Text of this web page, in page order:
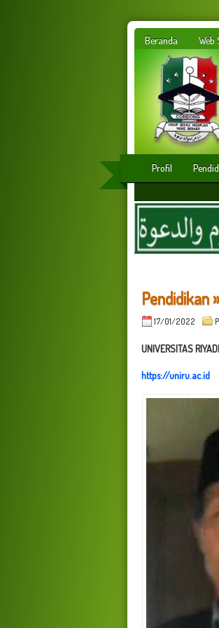
Beranda Web
Profil
Pendidikan
17/01/2022
UNIVERSITAS
https://uniru.ac.id